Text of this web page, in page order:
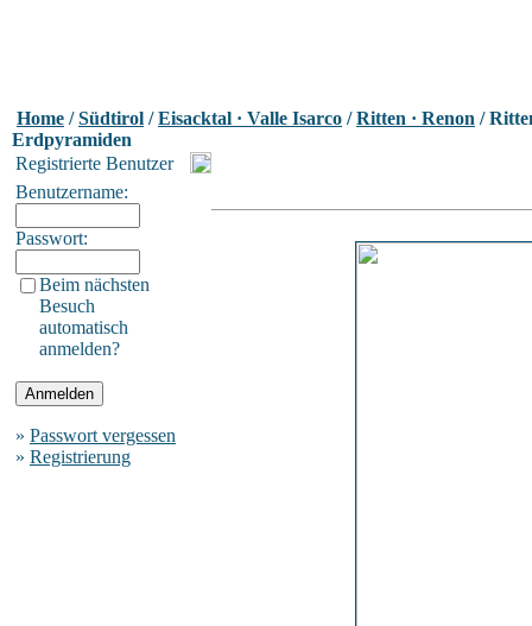
Home /Südtirol /Eisacktal · Valle Isarco /Ritten · Renon /
Erdpyramiden
Registrierte Benutzer
Benutzername:
Passwort:
Beim nächsten
Besuch
automatisch
anmelden?
» Passwort vergessen
» Registrierung